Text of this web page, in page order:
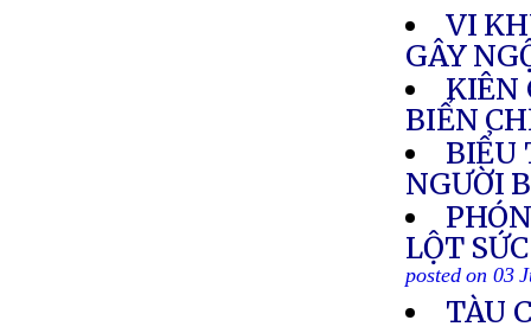
VI
GÂY
KIÊN
BIỂN
BIỂU
NGƯỜI
LỘT
posted on 03
TÀU